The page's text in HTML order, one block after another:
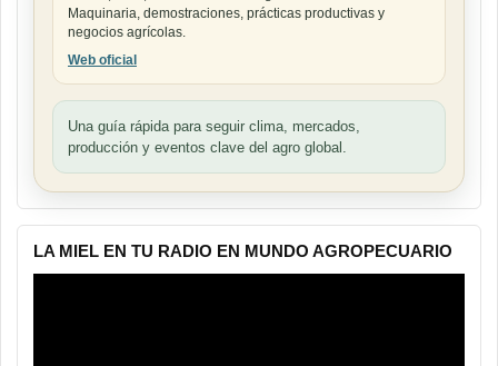
Maquinaria, demostraciones, prácticas productivas y
negocios agrícolas.
Web oficial
Una guía rápida para seguir clima, mercados,
producción y eventos clave del agro global.
LA MIEL EN TU RADIO EN MUNDO AGROPECUARIO